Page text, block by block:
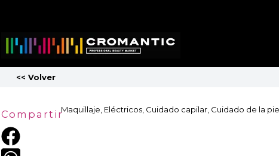
<< Volver
Maquillaje Eléctricos Cuidado capilar Cuidado de la
Compartir